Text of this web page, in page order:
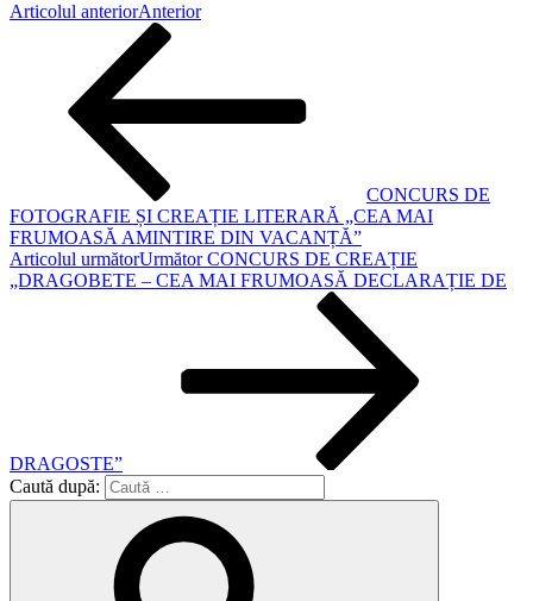
Articolul anteriorAnterior
CONCURS DE
FOTOGRAFIE ȘI CREAȚIE LITERARĂ „CEA MAI
FRUMOASĂ AMINTIRE DIN VACANȚĂ”
Articolul următorUrmător CONCURS DE CREAȚIE
„DRAGOBETE – CEA MAI FRUMOASĂ DECLARAȚIE DE
DRAGOSTE”
Caută după: